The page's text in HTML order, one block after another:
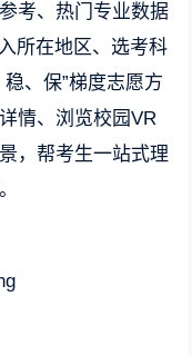
考、热门专业数据
所在地区、选考科
、保”梯度志愿方
情、浏览校园VR
，帮考生一站式理